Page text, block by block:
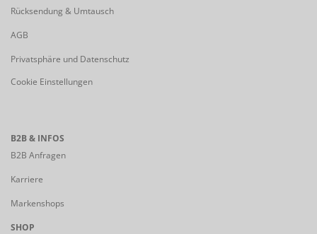
Rücksendung & Umtausch
AGB
Privatsphäre und Datenschutz
Cookie Einstellungen
B2B & INFOS
B2B Anfragen
Karriere
Markenshops
SHOP